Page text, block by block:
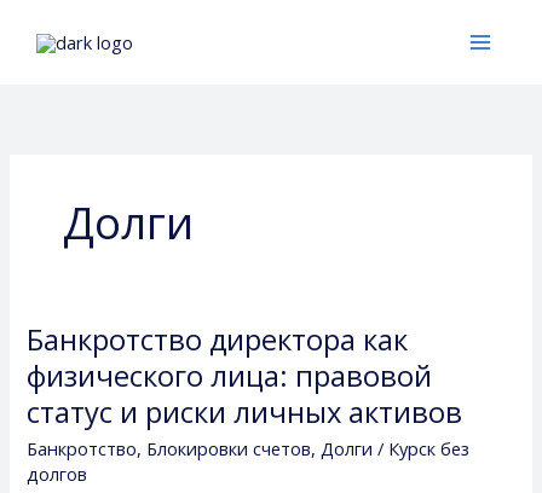
Долги
Банкротство директора как
физического лица: правовой
статус и риски личных активов
Банкротство, Блокировки счетов, Долги / Курск без
долгов
Банкротство
директора
как
физического
лица:
правовой